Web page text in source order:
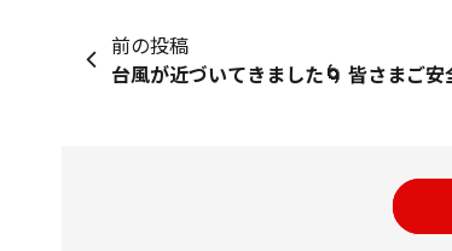
前の投稿